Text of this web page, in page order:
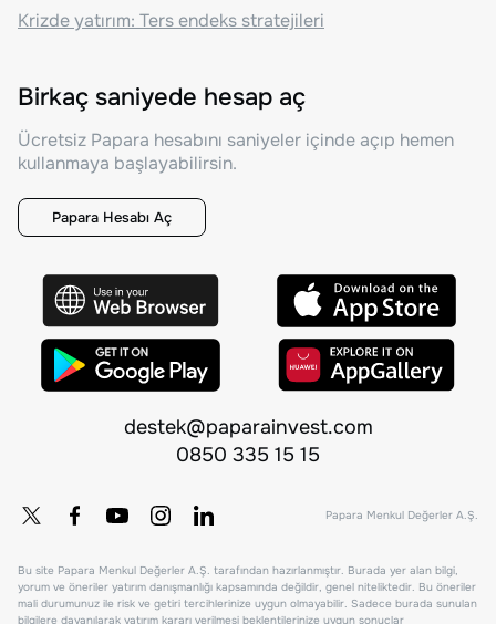
Krizde yatırım: Ters endeks stratejileri
Birkaç saniyede hesap aç
Ücretsiz Papara hesabını saniyeler içinde açıp hemen
kullanmaya başlayabilirsin.
Papara Hesabı Aç
destek@paparainvest.com
0850 335 15 15
Papara Menkul Değerler A.Ş.
Bu site Papara Menkul Değerler A.Ş. tarafından hazırlanmıştır. Burada yer alan bilgi,
yorum ve öneriler yatırım danışmanlığı kapsamında değildir, genel niteliktedir. Bu öneriler
mali durumunuz ile risk ve getiri tercihlerinize uygun olmayabilir. Sadece burada sunulan
bilgilere dayanılarak yatırım kararı verilmesi beklentilerinize uygun sonuçlar